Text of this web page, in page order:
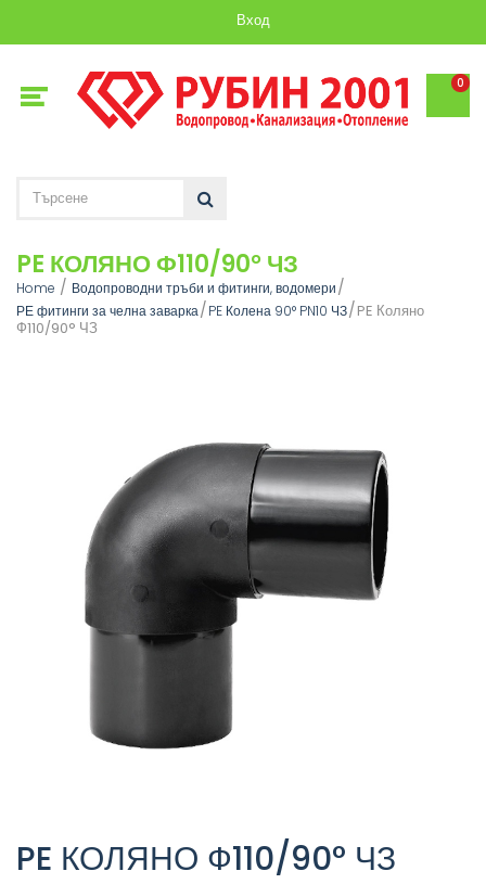
Вход
0
PE КОЛЯНО Ф110/90° ЧЗ
Home
Водопроводни тръби и фитинги, водомери
РЕ фитинги за челна заварка PE Колена 90° PN10 ЧЗ PE Коляно
Ф110/90° ЧЗ
PE КОЛЯНО Ф110/90° ЧЗ